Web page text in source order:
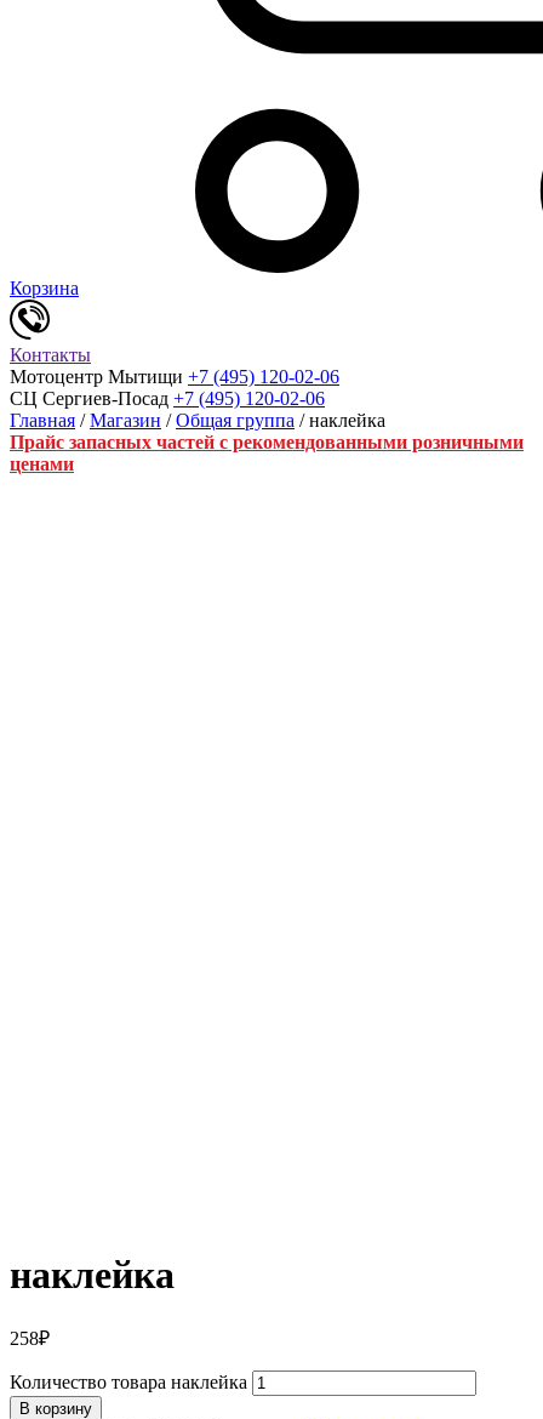
Корзина
Контакты
Мотоцентр Мытищи +7 (495) 120-02-06
СЦ Сергиев-Посад +7 (495) 120-02-06
Главная /Магазин /Общая группа / наклейка
Прайс запасных частей с рекомендованными розничными
ценами
наклейка
258₽
Количество товара наклейка
В корзину